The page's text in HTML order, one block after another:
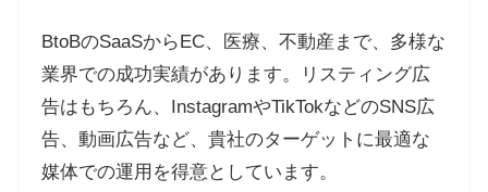
BtoBのSaaSからEC、医療、不動産まで、多様な
業界での成功実績があります。リスティング広
告はもちろん、InstagramやTikTokなどのSNS広
告、動画広告など、貴社のターゲットに最適な
媒体での運用を得意としています。